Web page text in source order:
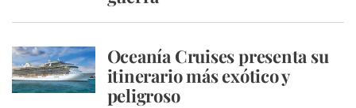
Oceanía Cruises presenta su
itinerario más exótico y
peligroso